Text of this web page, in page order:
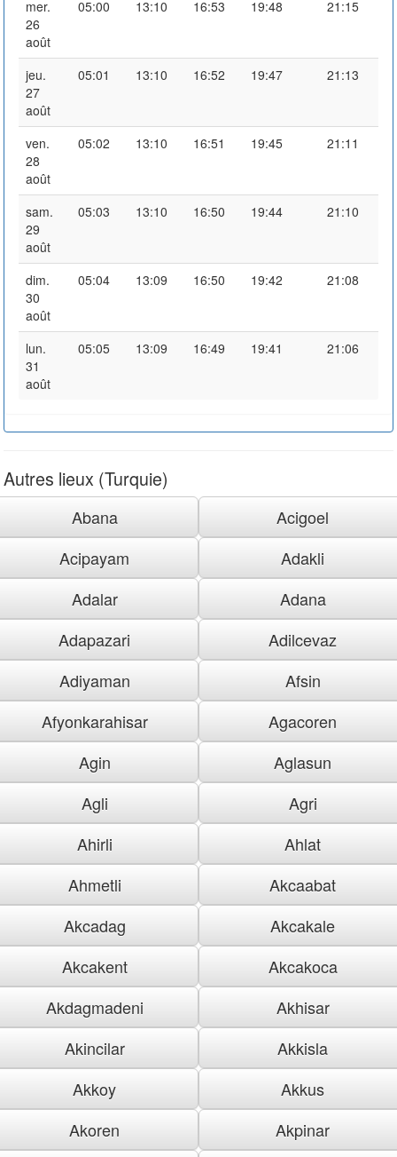
mer.
26
août
05:00 13:10 16:53 19:48 21:15
jeu.
27
août
05:01 13:10 16:52 19:47 21:13
ven.
28
août
05:02 13:10 16:51 19:45 21:11
sam.
29
août
05:03 13:10 16:50 19:44 21:10
dim.
30
août
05:04 13:09 16:50 19:42 21:08
lun.
31
août
05:05 13:09 16:49 19:41 21:06
Autres lieux (Turquie)
Abana
Acigoel
Acipayam
Adakli
Adalar
Adana
Adapazari
Adilcevaz
Adiyaman
Afsin
Afyonkarahisar
Agacoren
Agin
Aglasun
Agli
Agri
Ahirli
Ahlat
Ahmetli
Akcaabat
Akcadag
Akcakale
Akcakent
Akcakoca
Akdagmadeni
Akhisar
Akincilar
Akkisla
Akkoy
Akkus
Akoren
Akpinar